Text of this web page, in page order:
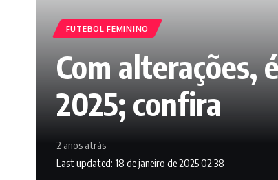
FUTEBOL FEMININO
Com alterações,
2025; confira
Last updated: 18 de janeiro de 2025 02:38
2 anos atrás